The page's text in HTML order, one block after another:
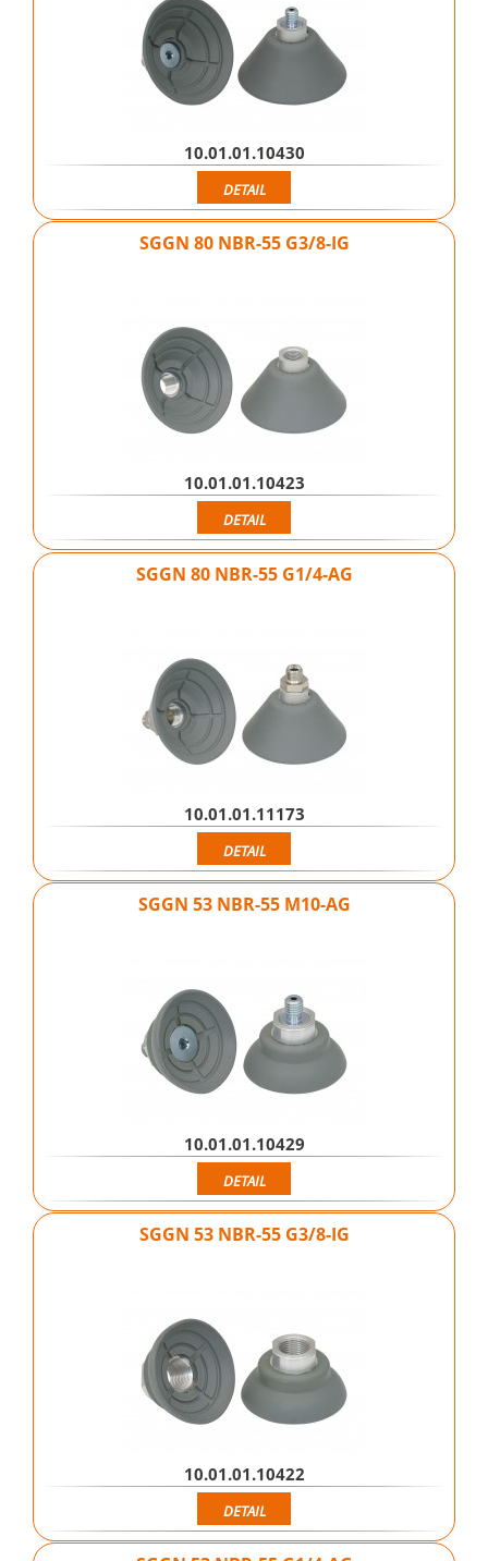
10.01.01.10430
DETAIL
SGGN 80 NBR-55 G3/8-IG
10.01.01.10423
DETAIL
SGGN 80 NBR-55 G1/4-AG
10.01.01.11173
DETAIL
SGGN 53 NBR-55 M10-AG
10.01.01.10429
DETAIL
SGGN 53 NBR-55 G3/8-IG
10.01.01.10422
DETAIL